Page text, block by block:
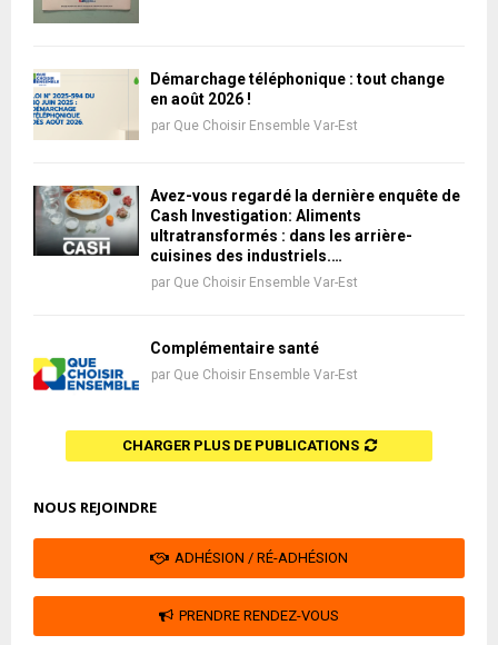
Démarchage téléphonique : tout change
en août 2026 !
par Que Choisir Ensemble Var-Est
Avez-vous regardé la dernière enquête de
Cash Investigation: Aliments
ultratransformés : dans les arrière-
cuisines des industriels.…
par Que Choisir Ensemble Var-Est
Complémentaire santé
par Que Choisir Ensemble Var-Est
CHARGER PLUS DE PUBLICATIONS
NOUS REJOINDRE
ADHÉSION / RÉ-ADHÉSION
PRENDRE RENDEZ-VOUS